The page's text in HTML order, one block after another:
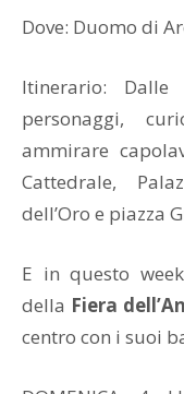
Dove: Duomo di
Itinerario:
personaggi,
ammirare
Cattedrale,
dell’Oro e piazza
E in questo
della Fiera
centro con i suoi